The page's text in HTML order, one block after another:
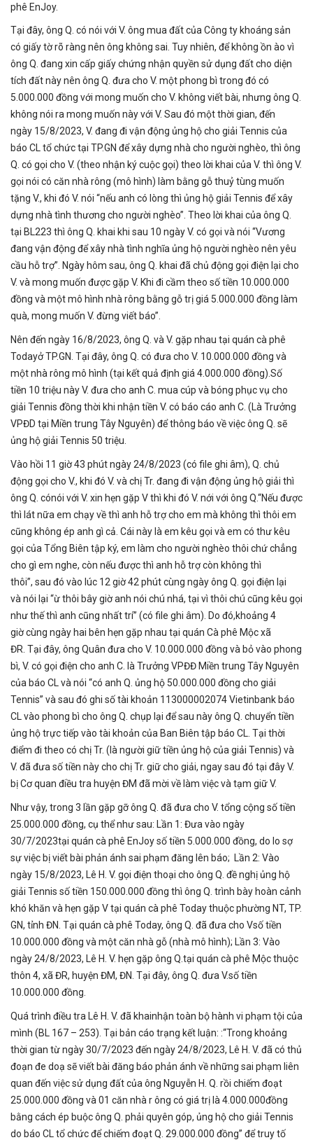
phê EnJoy.
Tại đây, ông Q. có nói với V. ông mua đất của Công ty khoáng sản
có giấy tờ rõ ràng nên ông không sai. Tuy nhiên, để không ồn ào vì
ông Q. đang xin cấp giấy chứng nhận quyền sử dụng đất cho diện
tích đất này nên ông Q. đưa cho V. một phong bì trong đó có
5.000.000 đồng với mong muốn cho V. không viết bài, nhưng ông Q.
không nói ra mong muốn này với V. Sau đó một thời gian, đến
ngày 15/8/2023, V. đang đi vận động ủng hộ cho giải Tennis của
báo CL tổ chức tại TP.GN để xây dựng nhà cho người nghèo, thì ông
Q. có gọi cho V. (theo nhận ký cuộc gọi) theo lời khai của V. thì ông V.
gọi nói có căn nhà rông (mô hình) làm bằng gỗ thuỷ tùng muốn
tặng V., khi đó V. nói “nếu anh có lòng thì ủng hộ giải Tennis để xây
dựng nhà tình thương cho người nghèo”. Theo lời khai của ông Q.
tại BL223 thì ông Q. khai khi sau 10 ngày V. có gọi và nói “Vương
đang vận động để xây nhà tình nghĩa ủng hộ người nghèo nên yêu
cầu hỗ trợ”. Ngày hôm sau, ông Q. khai đã chủ động gọi điện lại cho
V. và mong muốn được gặp V. Khi đi cầm theo số tiền 10.000.000
đồng và một mô hình nhà rông bằng gỗ trị giá 5.000.000 đồng làm
quà, mong muốn V. đừng viết báo”.
Nên đến ngày 16/8/2023, ông Q. và V. gặp nhau tại quán cà phê
Todayở TP.GN. Tại đây, ông Q. có đưa cho V. 10.000.000 đồng và
một nhà rông mô hình (tại kết quả định giá 4.000.000 đồng).Số
tiền 10 triệu này V. đưa cho anh C. mua cúp và bóng phục vụ cho
giải Tennis đồng thời khi nhận tiền V. có báo cáo anh C. (Là Trưởng
VPĐD tại Miền trung Tây Nguyên) để thông báo về việc ông Q. sẽ
ủng hộ giải Tennis 50 triệu.
Vào hồi 11 giờ 43 phút ngày 24/8/2023 (có file ghi âm), Q. chủ
động gọi cho V., khi đó V. và chị Tr. đang đi vận động ủng hộ giải thì
ông Q. cónói với V. xin hẹn gặp V thì khi đó V. nới với ông Q.“Nếu được
thì lát nữa em chạy về thì anh hỗ trợ cho em mà không thì thôi em
cũng không ép anh gì cả. Cái này là em kêu gọi và em có thư kêu
gọi của Tổng Biên tập ký, em làm cho người nghèo thôi chứ chẳng
cho gì em nghe, còn nếu được thì anh hỗ trợ còn không thì
thôi”, sau đó vào lúc 12 giờ 42 phút cùng ngày ông Q. gọi điện lại
và nói lại “ừ thôi bây giờ anh nói chú nhá, tại vì thôi chú cũng kêu gọi
như thế thì anh cũng nhất trí” (có file ghi âm). Do đó,khoảng 4
giờ cùng ngày hai bên hẹn gặp nhau tại quán Cà phê Mộc xã
ĐR. Tại đây, ông Quân đưa cho V. 10.000.000 đồng và bỏ vào phong
bì, V. có gọi điện cho anh C. là Trưởng VPĐĐ Miền trung Tây Nguyên
của báo CL và nói “có anh Q. ủng hộ 50.000.000 đồng cho giải
Tennis” và sau đó ghi số tài khoản 113000002074 Vietinbank báo
CL vào phong bì cho ông Q. chụp lại để sau này ông Q. chuyển tiền
ủng hộ trực tiếp vào tài khoản của Ban Biên tập báo CL. Tại thời
điểm đi theo có chị Tr. (là người giữ tiền ủng hộ của giải Tennis) và
V. đã đưa số tiền này cho chị Tr. giữ cho giải, ngay sau đó tại đây V.
bị Cơ quan điều tra huyện ĐM đã mời về làm việc và tạm giữ V.
Như vậy, trong 3 lần gặp gỡ ông Q. đã đưa cho V. tổng cộng số tiền
25.000.000 đồng, cụ thể như sau: Lần 1: Đưa vào ngày
30/7/2023tại quán cà phê EnJoy số tiền 5.000.000 đồng, do lo sợ
sự việc bị viết bài phản ánh sai phạm đăng lên báo; Lần 2: Vào
ngày 15/8/2023, Lê H. V. gọi điện thoại cho ông Q. đề nghị ủng hộ
giải Tennis số tiền 150.000.000 đồng thì ông Q. trình bày hoàn cảnh
khó khăn và hẹn gặp V tại quán cà phê Today thuộc phường NT, TP.
GN, tỉnh ĐN. Tại quán cà phê Today, ông Q. đã đưa cho Vsố tiền
10.000.000 đồng và một căn nhà gỗ (nhà mô hình); Lần 3: Vào
ngày 24/8/2023, Lê H. V. hẹn gặp ông Q.tại quán cà phê Mộc thuộc
thôn 4, xã ĐR, huyện ĐM, ĐN. Tại đây, ông Q. đưa V.số tiền
10.000.000 đồng.
Quá trình điều tra Lê H. V. đã khainhận toàn bộ hành vi phạm tội của
mình (BL 167 – 253). Tại bản cáo trạng kết luận: :“Trong khoảng
thời gian từ ngày 30/7/2023 đến ngày 24/8/2023, Lê H. V. đã có thủ
đoạn đe doạ sẽ viết bài đăng báo phản ánh về những sai phạm liên
quan đến việc sử dụng đất của ông Nguyễn H. Q. rồi chiếm đoạt
25.000.000 đồng và 01 căn nhà r ông có giá trị là 4.000.000đồng
bằng cách ép buộc ông Q. phải quyên góp, ủng hộ cho giải Tennis
do báo CL tổ chức để chiếm đoạt Q. 29.000.000 đồng” để truy tố